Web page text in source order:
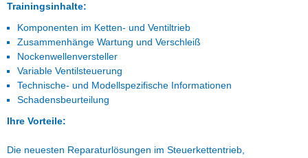
Trainingsinhalte:
Komponenten im Ketten- und Ventiltrieb
Zusammenhänge Wartung und Verschleiß
Nockenwellenversteller
Variable Ventilsteuerung
Technische- und Modellspezifische Informationen
Schadensbeurteilung
Ihre Vorteile:
Die neuesten Reparaturlösungen im Steuerkettentrieb,